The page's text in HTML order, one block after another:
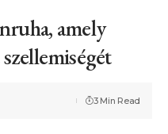
amely
3 Min Read